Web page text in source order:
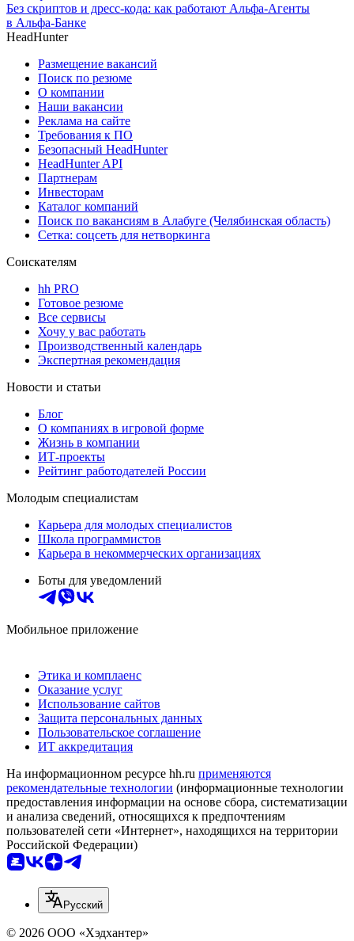
Без скриптов и дресс-кода: как работают Альфа-Агенты
в Альфа-Банке
HeadHunter
Размещение вакансий
Поиск по резюме
О компании
Наши вакансии
Реклама на сайте
Требования к ПО
Безопасный HeadHunter
HeadHunter API
Партнерам
Инвесторам
Каталог компаний
Поиск по вакансиям в Алабуге (Челябинская область)
Сетка: соцсеть для нетворкинга
Соискателям
hh PRO
Готовое резюме
Все сервисы
Хочу у вас работать
Производственный календарь
Экспертная рекомендация
Новости и статьи
Блог
О компаниях в игровой форме
Жизнь в компании
ИТ-проекты
Рейтинг работодателей России
Молодым специалистам
Карьера для молодых специалистов
Школа программистов
Карьера в некоммерческих организациях
Боты для уведомлений
Мобильное приложение
Этика и комплаенс
Оказание услуг
Использование сайтов
Защита персональных данных
Пользовательское соглашение
ИТ аккредитация
На информационном ресурсе hh.ru применяются
рекомендательные технологии (информационные технологии
предоставления информации на основе сбора, систематизации
и анализа сведений, относящихся к предпочтениям
пользователей сети «Интернет», находящихся на территории
Российской Федерации)
Русский
© 2026 ООО «Хэдхантер»